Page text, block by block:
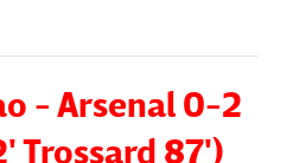
- Arsenal 0-2
Trossard 87')